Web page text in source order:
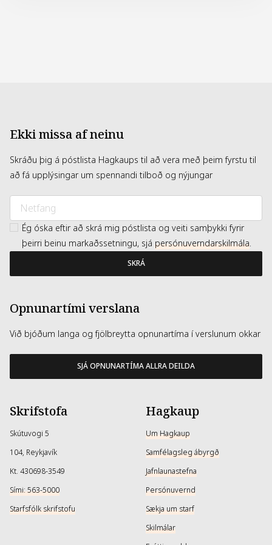
Ekki missa af neinu
Skráðu þig á póstlista Hagkaups til að vera með þeim fyrstu til
að fá upplýsingar um spennandi tilboð og nýjungar
Ég óska eftir að skrá mig póstlista og veiti samþykki fyrir
þeirri beinu markaðssetningu, sjá persónuverndarskilmála.
SKRÁ
Opnunartími verslana
Við bjóðum langa og fjölbreytta opnunartíma í verslunum okkar
SJÁ OPNUNARTÍMA ALLRA DEILDA
Skrifstofa
Skútuvogi 5
104, Reykjavík
Kt. 430698-3549
Sími: 563-5000
Starfsfólk skrifstofu
Hagkaup
Um Hagkaup
Samfélagsleg ábyrgð
Jafnlaunastefna
Persónuvernd
Sækja um starf
Skilmálar